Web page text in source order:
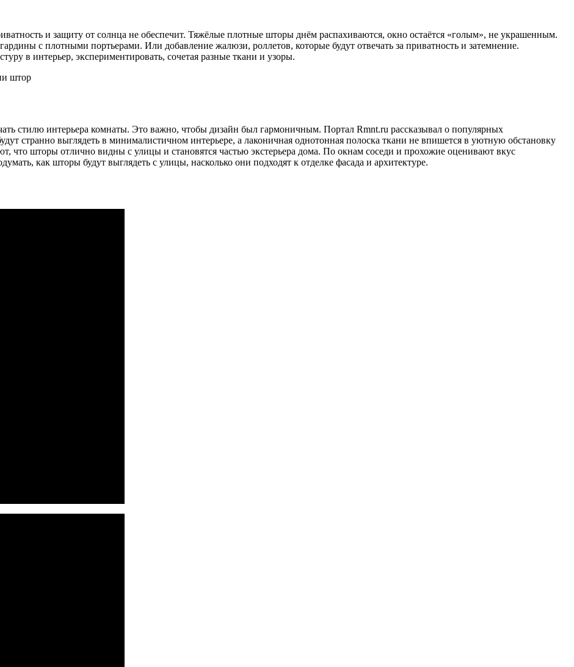
и защиту от солнца не обеспечит. Тяжёлые плотные шторы днём распахиваются, окно остаётся «голым», не украшенным.
с плотными портьерами. Или добавление жалюзи, роллетов, которые будут отвечать за приватность и затемнение.
в интерьер, экспериментировать, сочетая разные ткани и узоры.
стилю интерьера комнаты. Это важно, чтобы дизайн был гармоничным. Портал Rmnt.ru рассказывал о популярных
странно выглядеть в минималистичном интерьере, а лаконичная однотонная полоска ткани не впишется в уютную обстановку
что шторы отлично видны с улицы и становятся частью экстерьера дома. По окнам соседи и прохожие оценивают вкус
как шторы будут выглядеть с улицы, насколько они подходят к отделке фасада и архитектуре.